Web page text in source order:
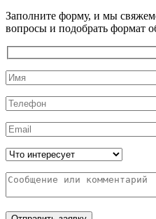
Заполните форму, и мы
вопросы и подобрать формат